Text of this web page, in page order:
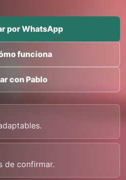
por WhatsApp
funciona
con Pablo
de confirmar.